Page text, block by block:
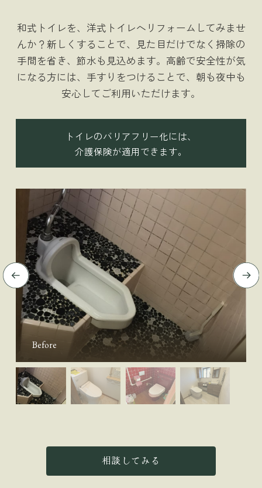
和式トイレを、洋式トイレへリフォームしてみませ
んか？新しくすることで、見た目だけでなく掃除の
手間を省き、節水も見込めます。高齢で安全性が気
になる方には、手すりをつけることで、朝も夜中も
安心してご利用いただけます。
トイレのバリアフリー化には、
介護保険が適用できます。
Before
相談してみる